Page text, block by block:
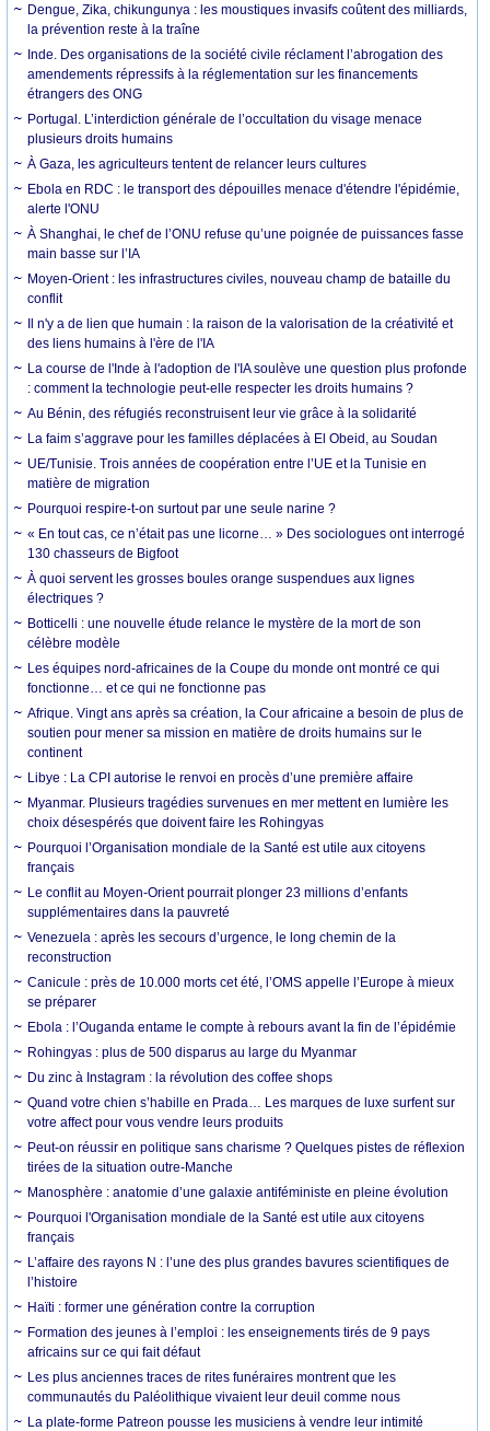
Dengue, Zika, chikungunya : les moustiques invasifs coûtent des milliards,
la prévention reste à la traîne
Inde. Des organisations de la société civile réclament l’abrogation des
amendements répressifs à la réglementation sur les financements
étrangers des ONG
Portugal. L’interdiction générale de l’occultation du visage menace
plusieurs droits humains
À Gaza, les agriculteurs tentent de relancer leurs cultures
Ebola en RDC : le transport des dépouilles menace d'étendre l'épidémie,
alerte l'ONU
À Shanghai, le chef de l’ONU refuse qu’une poignée de puissances fasse
main basse sur l’IA
Moyen-Orient : les infrastructures civiles, nouveau champ de bataille du
conflit
Il n'y a de lien que humain : la raison de la valorisation de la créativité et
des liens humains à l'ère de l'IA
La course de l'Inde à l'adoption de l'IA soulève une question plus profonde
: comment la technologie peut-elle respecter les droits humains ?
Au Bénin, des réfugiés reconstruisent leur vie grâce à la solidarité
La faim s’aggrave pour les familles déplacées à El Obeid, au Soudan
UE/Tunisie. Trois années de coopération entre l’UE et la Tunisie en
matière de migration
Pourquoi respire-t-on surtout par une seule narine ?
« En tout cas, ce n’était pas une licorne… » Des sociologues ont interrogé
130 chasseurs de Bigfoot
À quoi servent les grosses boules orange suspendues aux lignes
électriques ?
Botticelli : une nouvelle étude relance le mystère de la mort de son
célèbre modèle
Les équipes nord-africaines de la Coupe du monde ont montré ce qui
fonctionne… et ce qui ne fonctionne pas
Afrique. Vingt ans après sa création, la Cour africaine a besoin de plus de
soutien pour mener sa mission en matière de droits humains sur le
continent
Libye : La CPI autorise le renvoi en procès d’une première affaire
Myanmar. Plusieurs tragédies survenues en mer mettent en lumière les
choix désespérés que doivent faire les Rohingyas
Pourquoi l’Organisation mondiale de la Santé est utile aux citoyens
français
Le conflit au Moyen-Orient pourrait plonger 23 millions d’enfants
supplémentaires dans la pauvreté
Venezuela : après les secours d’urgence, le long chemin de la
reconstruction
Canicule : près de 10.000 morts cet été, l’OMS appelle l’Europe à mieux
se préparer
Ebola : l’Ouganda entame le compte à rebours avant la fin de l’épidémie
Rohingyas : plus de 500 disparus au large du Myanmar
Du zinc à Instagram : la révolution des coffee shops
Quand votre chien s’habille en Prada… Les marques de luxe surfent sur
votre affect pour vous vendre leurs produits
Peut-on réussir en politique sans charisme ? Quelques pistes de réflexion
tirées de la situation outre-Manche
Manosphère : anatomie d’une galaxie antiféministe en pleine évolution
Pourquoi l'Organisation mondiale de la Santé est utile aux citoyens
français
L’affaire des rayons N : l’une des plus grandes bavures scientifiques de
l’histoire
Haïti : former une génération contre la corruption
Formation des jeunes à l’emploi : les enseignements tirés de 9 pays
africains sur ce qui fait défaut
Les plus anciennes traces de rites funéraires montrent que les
communautés du Paléolithique vivaient leur deuil comme nous
La plate-forme Patreon pousse les musiciens à vendre leur intimité